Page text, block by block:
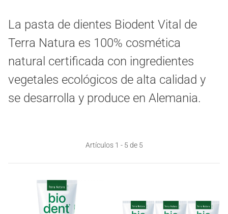
La pasta de dientes Biodent Vital de
Terra Natura es 100% cosmética
natural certificada con ingredientes
vegetales ecológicos de alta calidad y
se desarrolla y produce en Alemania.
Artículos 1 - 5 de 5